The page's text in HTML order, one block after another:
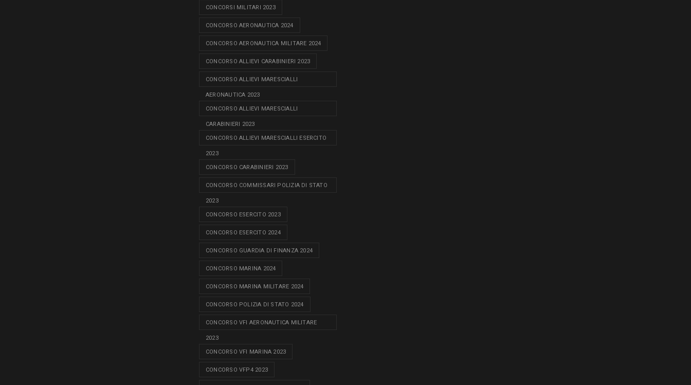
CONCORSI MILITARI 2023
CONCORSO AERONAUTICA 2024
CONCORSO AERONAUTICA MILITARE 2024
CONCORSO ALLIEVI CARABINIERI 2023
CONCORSO ALLIEVI MARESCIALLI
AERONAUTICA 2023
CONCORSO ALLIEVI MARESCIALLI
CARABINIERI 2023
CONCORSO ALLIEVI MARESCIALLI ESERCITO
2023
CONCORSO CARABINIERI 2023
CONCORSO COMMISSARI POLIZIA DI STATO
2023
CONCORSO ESERCITO 2023
CONCORSO ESERCITO 2024
CONCORSO GUARDIA DI FINANZA 2024
CONCORSO MARINA 2024
CONCORSO MARINA MILITARE 2024
CONCORSO POLIZIA DI STATO 2024
CONCORSO VFI AERONAUTICA MILITARE
2023
CONCORSO VFI MARINA 2023
CONCORSO VFP4 2023